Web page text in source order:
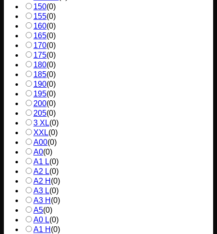
150(0)
155(0)
160(0)
165(0)
170(0)
175(0)
180(0)
185(0)
190(0)
195(0)
200(0)
205(0)
3 XL(0)
XXL(0)
A00(0)
A0(0)
A1 L(0)
A2 L(0)
A2 H (0)
A3 L(0)
A3 H (0)
A5(0)
A0 L(0)
A1 H (0)